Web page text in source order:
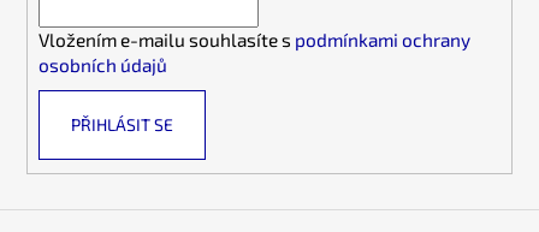
k
y
u
Vložením e-mailu souhlasíte s podmínkami ochrany
osobních údajů
PŘIHLÁSIT SE